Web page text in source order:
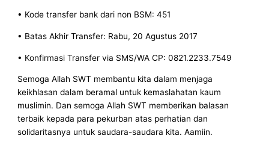
• Kode transfer bank dari non BSM: 451
• Batas Akhir Transfer: Rabu, 20 Agustus 2017
• Konfirmasi Transfer via SMS/WA CP: 0821.2233.7549
Semoga Allah SWT membantu kita dalam menjaga
keikhlasan dalam beramal untuk kemaslahatan kaum
muslimin. Dan semoga Allah SWT memberikan balasan
terbaik kepada para pekurban atas perhatian dan
solidaritasnya untuk saudara-saudara kita. Aamiin.